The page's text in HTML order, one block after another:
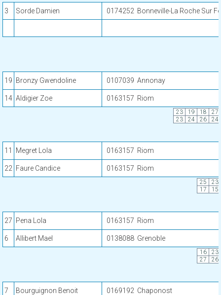
3 Sorde Damien 0174252 Bonneville-La Roche Sur
19 Bronzy Gwendoline 0107039 Annonay
14 Aldigier Zoe 0163157 Riom
23 19 18
27
23
24 26 24
11 Megret Lola 0163157 Riom
22 Faure Candice 0163157 Riom
25
23
17
15
27 Pena Lola 0163157 Riom
6 Allibert Mael 0138088 Grenoble
16
23
27
26
7 Bourguignon Benoit 0169192 Chaponost